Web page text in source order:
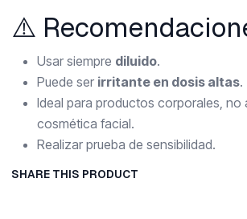
⚠️
Usar siempre diluido.
Puede ser irritante en dosis altas.
Ideal para productos corporales, no
cosmética facial.
Realizar prueba de sensibilidad.
SHARE THIS PRODUCT